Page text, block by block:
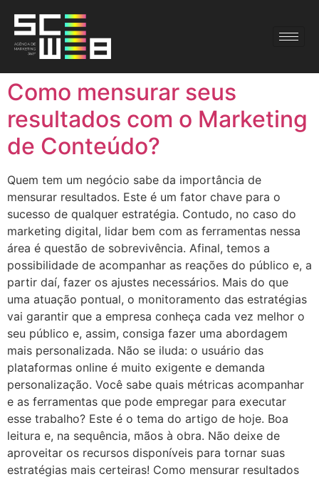
Como mensurar seus
resultados com o Marketing
de Conteúdo?
Quem tem um negócio sabe da importância de
mensurar resultados. Este é um fator chave para o
sucesso de qualquer estratégia. Contudo, no caso do
marketing digital, lidar bem com as ferramentas nessa
área é questão de sobrevivência. Afinal, temos a
possibilidade de acompanhar as reações do público e, a
partir daí, fazer os ajustes necessários. Mais do que
uma atuação pontual, o monitoramento das estratégias
vai garantir que a empresa conheça cada vez melhor o
seu público e, assim, consiga fazer uma abordagem
mais personalizada. Não se iluda: o usuário das
plataformas online é muito exigente e demanda
personalização. Você sabe quais métricas acompanhar
e as ferramentas que pode empregar para executar
esse trabalho? Este é o tema do artigo de hoje. Boa
leitura e, na sequência, mãos à obra. Não deixe de
aproveitar os recursos disponíveis para tornar suas
estratégias mais certeiras! Como mensurar resultados